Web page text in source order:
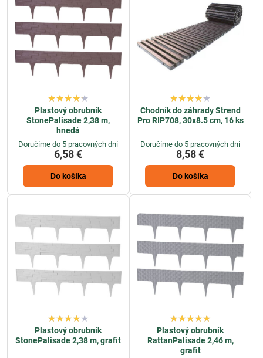
jednoducho sa inštalujú, čo vám ušetrí čas a námahu pri ich
umiestňovaní.
Odolnosť a trvanlivosť- Naše plastové palisády a trávnikové
obrubníky sú vyrobené z kvalitných materiálov, ktoré sú odolné voči
poveternostným podmienkam a nepriaznivým vplyvom, čo
zabezpečuje ich dlhú životnosť a zachovanie atraktívneho vzhľadu.
Nízka údržba- Najlacnejšie plastové palisády a obrubníky
nevyžadujú žiadnu špeciálnu údržbu a sú ľahko čistiteľné, čo z nich
robí praktické a ekonomické riešenie pre záhradné úpravy.
Plastový obrubník
StonePalisade 2,38 m,
hnedá
Doručíme do 5 pracovných dní
6,58 €
Do košíka
Chodník do záhrady Strend
Pro RIP708, 30x8.5 cm, 16 ks
Doručíme do 5 pracovných dní
8,58 €
Do košíka
Plastový obrubník
StonePalisade 2,38 m, grafit
Plastový obrubník
RattanPalisade 2,46 m,
grafit